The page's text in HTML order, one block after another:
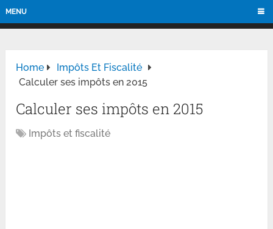
MENU
Home
Impôts Et Fiscalité
Calculer ses impôts en 2015
Calculer ses impôts en 2015
Impôts et fiscalité